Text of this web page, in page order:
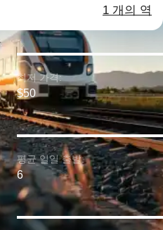
1 개의 역
최저 가격:
$50
평균 일일 출발:
6